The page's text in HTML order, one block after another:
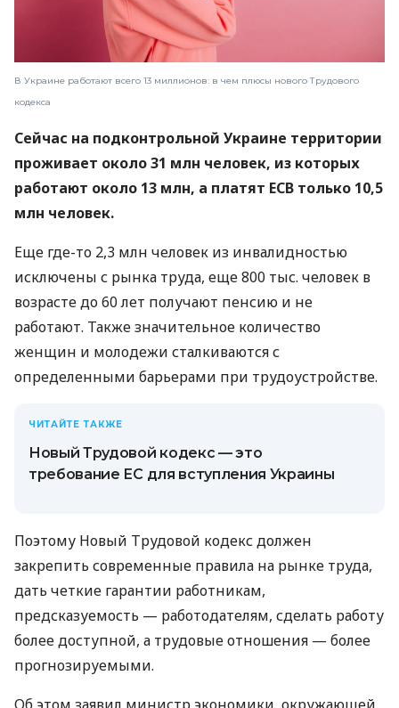
В Украине работают всего 13 миллионов: в чем плюсы нового Трудового
кодекса
Сейчас на подконтрольной Украине территории
проживает около 31 млн человек, из которых
работают около 13 млн, а платят ЕСВ только 10,5
млн человек.
Еще где-то 2,3 млн человек из инвалидностью
исключены с рынка труда, еще 800 тыс. человек в
возрасте до 60 лет получают пенсию и не
работают. Также значительное количество
женщин и молодежи сталкиваются с
определенными барьерами при трудоустройстве.
ЧИТАЙТЕ ТАКЖЕ
Новый Трудовой кодекс — это
требование ЕС для вступления Украины
Поэтому Новый Трудовой кодекс должен
закрепить современные правила на рынке труда,
дать четкие гарантии работникам,
предсказуемость — работодателям, сделать работу
более доступной, а трудовые отношения — более
прогнозируемыми.